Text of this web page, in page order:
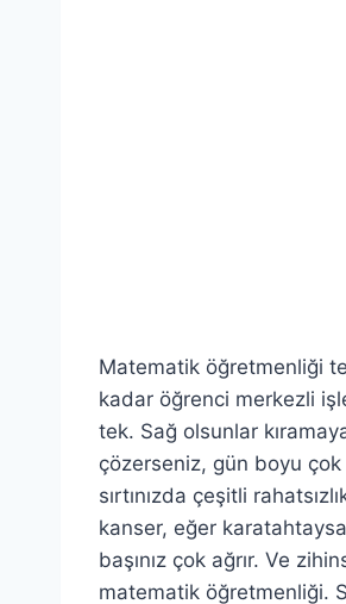
Matematik öğretmenliği
kadar öğrenci merkezli
tek. Sağ olsunlar
çözerseniz, gün boyu çok
sırtınızda çeşitli
kanser, eğer
başınız çok ağrır. Ve
matematik öğretmenliği.